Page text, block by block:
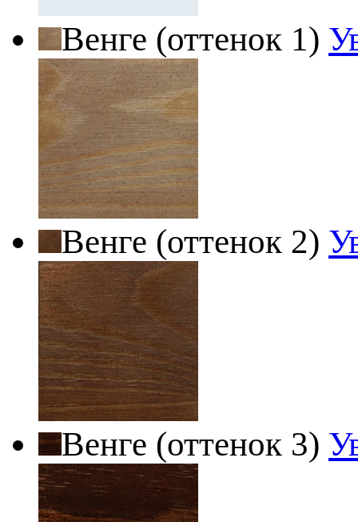
Венге (оттенок 1)
Венге (оттенок 2)
Венге (оттенок 3)